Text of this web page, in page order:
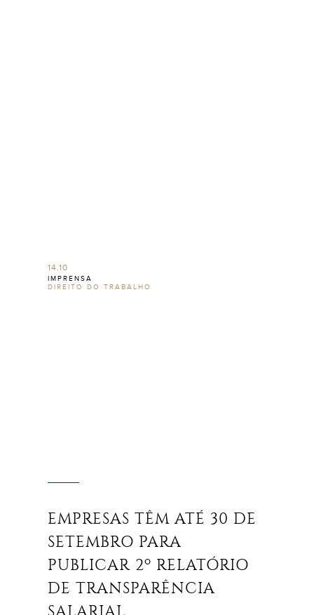
14.10
IMPRENSA
DIREITO DO TRABALHO
EMPRESAS TÊM ATÉ 30 DE
SETEMBRO PARA
PUBLICAR 2º RELATÓRIO
DE TRANSPARÊNCIA
SALARIAL